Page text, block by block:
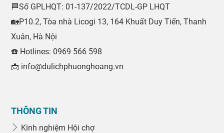
🏁Số GPLHQT: 01-137/2022/TCDL-GP LHQT
🏡P10.2, Tòa nhà Licogi 13, 164 Khuất Duy Tiến, Thanh
Xuân, Hà Nội
☎️ Hotlines: 0969 566 598
📩 info@dulichphuonghoang.vn
THÔNG TIN
Kinh nghiệm Hội chợ